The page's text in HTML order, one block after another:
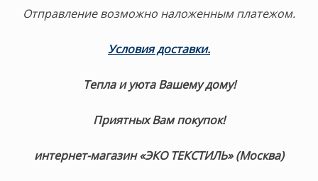
Отправление возможно наложенным платежом.
Условия доставки.
Тепла и уюта Вашему дому!
Приятных Вам покупок!
интернет-магазин «ЭКО ТЕКСТИЛЬ» (Москва)